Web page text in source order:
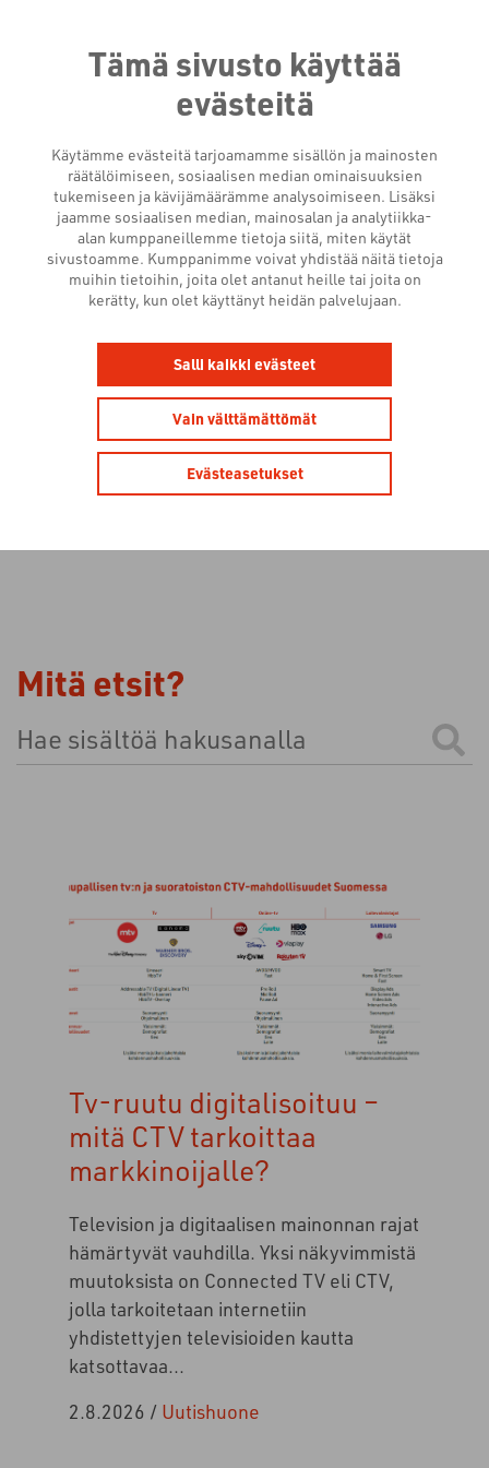
Tämä sivusto käyttää
evästeitä
Käytämme evästeitä tarjoamamme sisällön ja mainosten
räätälöimiseen, sosiaalisen median ominaisuuksien
tukemiseen ja kävijämäärämme analysoimiseen. Lisäksi
jaamme sosiaalisen median, mainosalan ja analytiikka-
alan kumppaneillemme tietoja siitä, miten käytät
sivustoamme. Kumppanimme voivat yhdistää näitä tietoja
muihin tietoihin, joita olet antanut heille tai joita on
kerätty, kun olet käyttänyt heidän palvelujaan.
Salli kaikki evästeet
Vain välttämättömät
Evästeasetukset
UUTISHUONE
Mitä etsit?
Tämä on hakukenttä, johon on liitetty automaattinen
Tv-ruutu digitalisoituu –
mitä CTV tarkoittaa
markkinoijalle?
Television ja digitaalisen mainonnan rajat
hämärtyvät vauhdilla. Yksi näkyvimmistä
muutoksista on Connected TV eli CTV,
jolla tarkoitetaan internetiin
yhdistettyjen televisioiden kautta
katsottavaa...
2.8.2026 / Uutishuone